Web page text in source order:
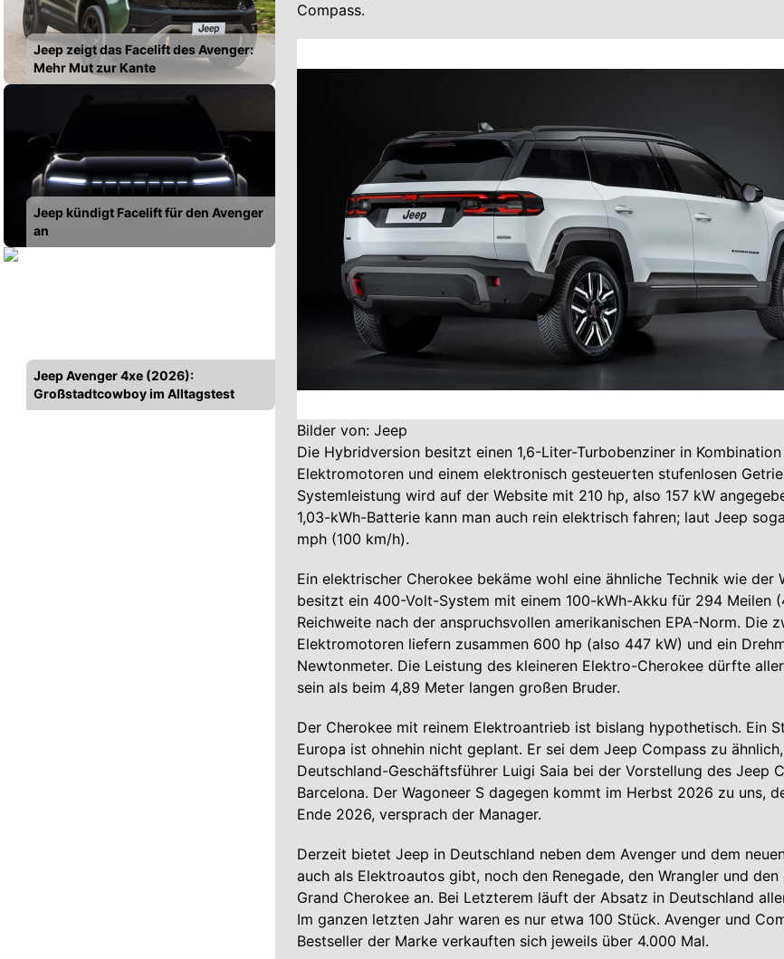
Jeep zeigt das Facelift des Avenger:
Mehr Mut zur Kante
Jeep kündigt Facelift für den Avenger
an
Jeep Avenger 4xe (2026):
Großstadtcowboy im Alltagstest
Compass.
Bilder von: Jeep
Die Hybridversion besitzt einen 1,6-Liter-Turbobenziner in
Elektromotoren und einem elektronisch gesteuerten stufenlosen
Systemleistung wird auf der Website mit 210 hp, also 157 kW
1,03-kWh-Batterie kann man auch rein elektrisch fahren; laut Jeep
mph (100 km/h).
Ein elektrischer Cherokee bekäme wohl eine ähnliche Technik wie der
besitzt ein 400-Volt-System mit einem 100-kWh-Akku für 294 Meilen
Reichweite nach der anspruchsvollen amerikanischen EPA-Norm. Die
Elektromotoren liefern zusammen 600 hp (also 447 kW) und ein
Newtonmeter. Die Leistung des kleineren Elektro-Cherokee dürfte
sein als beim 4,89 Meter langen großen Bruder.
Der Cherokee mit reinem Elektroantrieb ist bislang hypothetisch. Ein
Europa ist ohnehin nicht geplant. Er sei dem Jeep Compass zu
Deutschland-Geschäftsführer Luigi Saia bei der Vorstellung des Jeep
Barcelona. Der Wagoneer S dagegen kommt im Herbst 2026 zu uns,
Ende 2026, versprach der Manager.
Derzeit bietet Jeep in Deutschland neben dem Avenger und dem
auch als Elektroautos gibt, noch den Renegade, den Wrangler und den
Grand Cherokee an. Bei Letzterem läuft der Absatz in Deutschland
Im ganzen letzten Jahr waren es nur etwa 100 Stück. Avenger und
Bestseller der Marke verkauften sich jeweils über 4.000 Mal.